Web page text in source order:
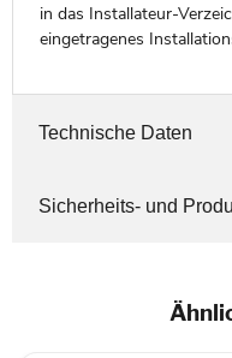
in das Installateur-
eingetragenes
Technische Daten
Sicherheits- und